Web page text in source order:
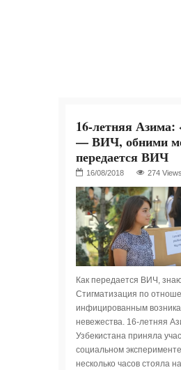
16-летняя
— ВИЧ, обними
передается ВИЧ
274 Views
Как передается ВИЧ,
Стигматизация по
инфицированным
невежества. 16-летняя
Узбекистана приняла
социальном
несколько часов стояла